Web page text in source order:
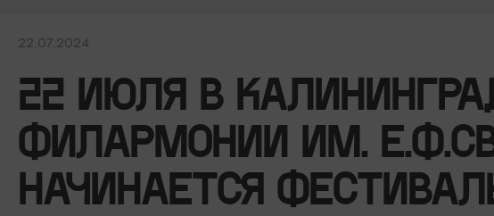
22.07.2024
22 ИЮЛЯ В
ФИЛАРМОНИИ ИМ.
НАЧИНАЕТСЯ